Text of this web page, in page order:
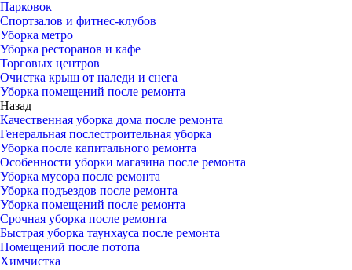
Парковок
Спортзалов и фитнес-клубов
Уборка метро
Уборка ресторанов и кафе
Торговых центров
Очистка крыш от наледи и снега
Уборка помещений после ремонта
Назад
Качественная уборка дома после ремонта
Генеральная послестроительная уборка
Уборка после капитального ремонта
Особенности уборки магазина после ремонта
Уборка мусора после ремонта
Уборка подъездов после ремонта
Уборка помещений после ремонта
Срочная уборка после ремонта
Быстрая уборка таунхауса после ремонта
Помещений после потопа
Химчистка